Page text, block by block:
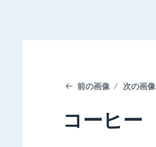
前の画像 次の画像
コーヒー